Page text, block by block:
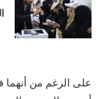
على الرغم من